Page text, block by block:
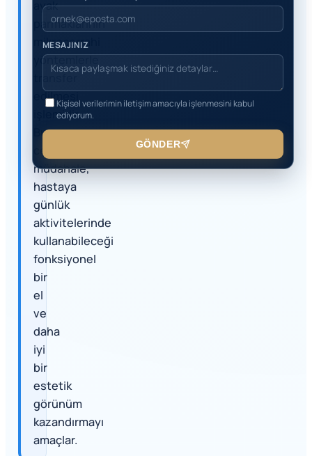
ayak
parmaklarının
mikrocerrahi
yöntemlerle
edilmesi
işlemidir.
Bu
cerrahi
müdahale,
hastaya
günlük
aktivitelerinde
kullanabileceği
fonksiyonel
bir
el
ve
daha
iyi
bir
estetik
görünüm
kazandırmayı
amaçlar.
MESAJINIZ
Kişisel verilerimin iletişim amacıyla işlenmesini kabul
ediyorum.
GÖNDER